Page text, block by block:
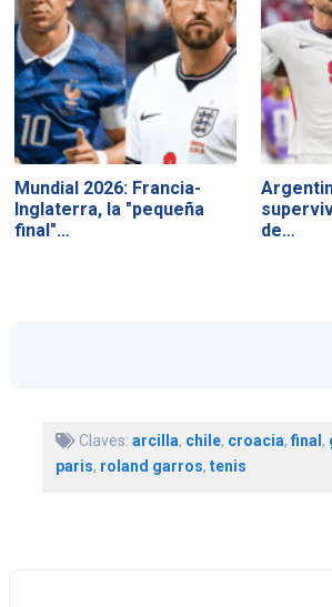
Mundial 2026: Francia-
Inglaterra, la "pequeña
final"…
de…
Claves: arcilla, chile, croacia, final,
paris, roland garros, tenis